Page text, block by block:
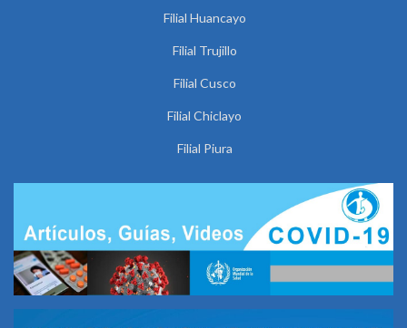
Filial Huancayo
Filial Trujillo
Filial Cusco
Filial Chiclayo
Filial Piura